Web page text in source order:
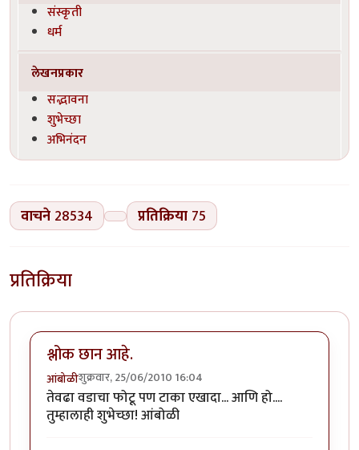
संस्कृती
धर्म
लेखनप्रकार
सद्भावना
शुभेच्छा
अभिनंदन
वाचने 28534 प्रतिक्रिया 75
प्रतिक्रिया
श्लोक छान आहे.
आंबोळीशुक्रवार, 25/06/2010 16:04
तेवढा वडाचा फोटू पण टाका एखादा... आणि हो....
तुम्हालाही शुभेच्छा! आंबोळी